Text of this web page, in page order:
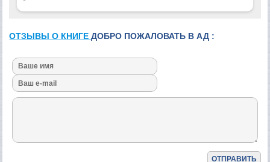
ОТЗЫВЫ О КНИГЕДОБРО ПОЖАЛОВАТЬ В АД :